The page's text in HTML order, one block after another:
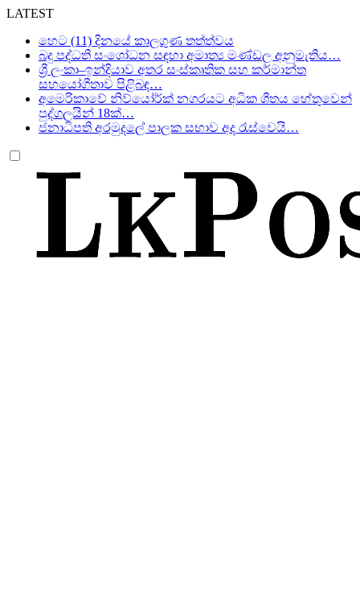
LATEST
හෙට (11) දිනයේ කාලගුණ තත්ත්වය
බදු පද්ධති සංශෝධන සඳහා අමාත්‍ය මණ්ඩල අනුමැතිය…
ශ්‍රී ලංකා–ඉන්දියාව අතර සංස්කෘතික සහ කර්මාන්ත
සහයෝගීතාව පිළිබඳ…
අමෙරිකාවේ නිව්යෝර්ක් නගරයට අධික ශීතය හේතුවෙන්
පුද්ගලයින් 18ක්…
ජනාධිපති අරමුදලේ පාලක සභාව අද රැස්වෙයි…